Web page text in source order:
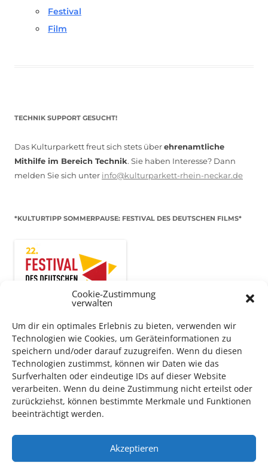
Cookie-Zustimmung
verwalten
Um dir ein optimales Erlebnis zu bieten, verwenden wir
Technologien wie Cookies, um Geräteinformationen zu
speichern und/oder darauf zuzugreifen. Wenn du diesen
Technologien zustimmst, können wir Daten wie das
Surfverhalten oder eindeutige IDs auf dieser Website
verarbeiten. Wenn du deine Zustimmung nicht erteilst oder
zurückziehst, können bestimmte Merkmale und Funktionen
beeinträchtigt werden.
Akzeptieren
Festival
Film
TECHNIK SUPPORT GESUCHT!
Das Kulturparkett freut sich stets überehrenamtliche
Mithilfe im Bereich Technik. Sie haben Interesse? Dann
melden Sie sich unter info@kulturparkett-rhein-neckar.de
*KULTURTIPP SOMMERPAUSE: FESTIVAL DES DEUTSCHEN FILMS*
Auch dieses Jahr findet wieder das
Films
in Ludwigshafen statt.
Vom 19. August bist zum 9. SeptemberhabenKulturpass-
Inhaber*innen freien Eintritt